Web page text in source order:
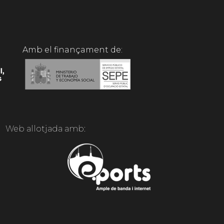
Amb el finançament de:
Web allotjada amb: